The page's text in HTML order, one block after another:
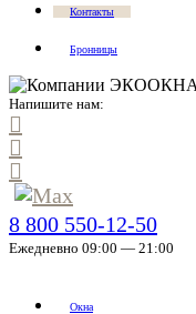
Контакты
Бронницы
Напишите нам:
8 800 550-12-50
Ежедневно 09:00 — 21:00
Окна